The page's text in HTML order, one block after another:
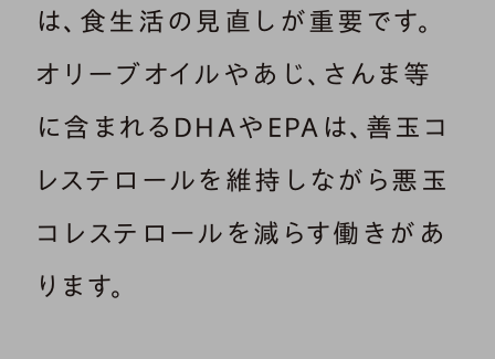
は、食生活の見直しが重要です。
オリーブオイルやあじ、さんま等
に含まれるDHAやEPAは、善玉コ
レステロールを維持しながら悪玉
コレステロールを減らす働きがあ
ります。